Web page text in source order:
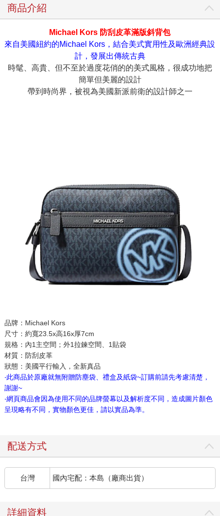
商品介紹
Michael Kors 防刮皮革滿版斜背包
來自美國紐約的Michael Kors，結合美式實用性及歐洲經典設
計，發展出傳統古典
時髦、高貴、但不至於過度花俏的的美式風格，很成功地把
簡單但美麗的設計
帶到時尚界，被視為美國新派前衛的設計師之一
品牌：Michael Kors
尺寸：約寬23.5x高16x厚7cm
規格：內1主空間；外1拉鍊空間、1貼袋
材質：防刮皮革
狀態：美國平行輸入，全新真品
‧此商品於原廠就無附贈防塵袋、禮盒及紙袋~訂購前請先考慮清楚，
謝謝~
‧網頁商品會因為使用不同的品牌螢幕以及解析度不同，造成圖片顏色
呈現略有不同，實物顏色更佳，請以實品為準。
配送方式
台灣 國內宅配：本島（廠商出貨）
詳細資料